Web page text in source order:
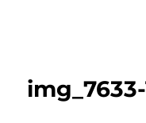
img_7633-